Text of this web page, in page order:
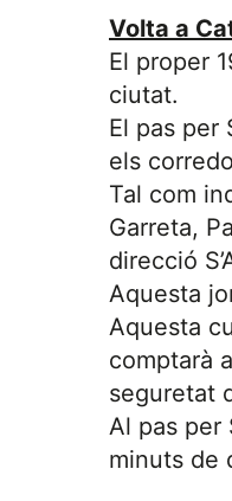
Volta a
El proper
ciutat.
El pas per
els
Tal com
Garreta,
direcció
Aquesta
Aquesta
comptarà
seguretat
Al pas per
minuts de